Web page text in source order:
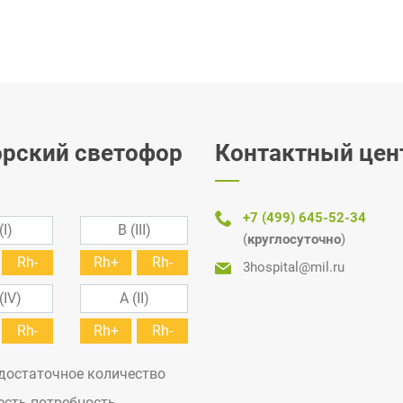
светофор
Rh-
B (III)
Rh+
Rh-
Rh-
A (II)
Rh+
Rh-
количество
Контактный
+7 (499) 645-52-34
(круглосуточно)
3hospital@mil.ru